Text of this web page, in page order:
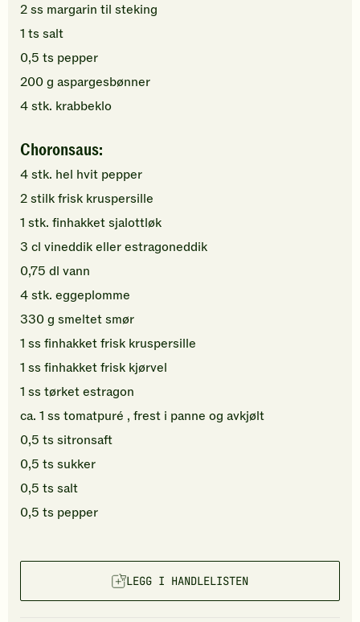
2ss margarin til steking
1 ts salt
0,5 ts pepper
200g aspargesbønner
4stk. krabbeklo
Choronsaus:
4stk. hel hvit pepper
2stilkfrisk kruspersille
1 stk. finhakketsjalottløk
3 cl vineddikeller estragoneddik
0,75 dl vann
4stk. eggeplomme
330g smeltetsmør
1 ss finhakketfrisk kruspersille
1 ss finhakketfrisk kjørvel
1 ss tørket estragon
ca. 1 ss tomatpuré , frest i panne og avkjølt
0,5 ts sitronsaft
0,5 ts sukker
0,5 ts salt
0,5 ts pepper
LEGG I HANDLELISTEN